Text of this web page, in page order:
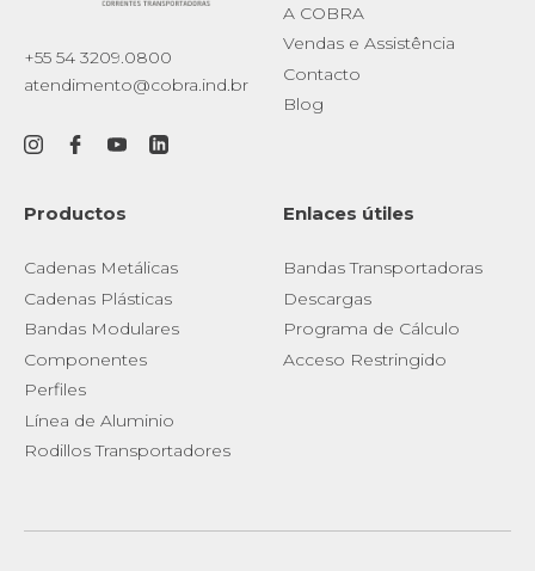
+55 54 3209.0800
atendimento@cobra.ind.br
A COBRA
Vendas e Assistência
Contacto
Blog
Productos
Cadenas Metálicas
Cadenas Plásticas
Bandas Modulares
Componentes
Perfiles
Línea de Aluminio
Rodillos Transportadores
Enlaces útiles
Bandas Transportadoras
Descargas
Programa de Cálculo
Acceso Restringido